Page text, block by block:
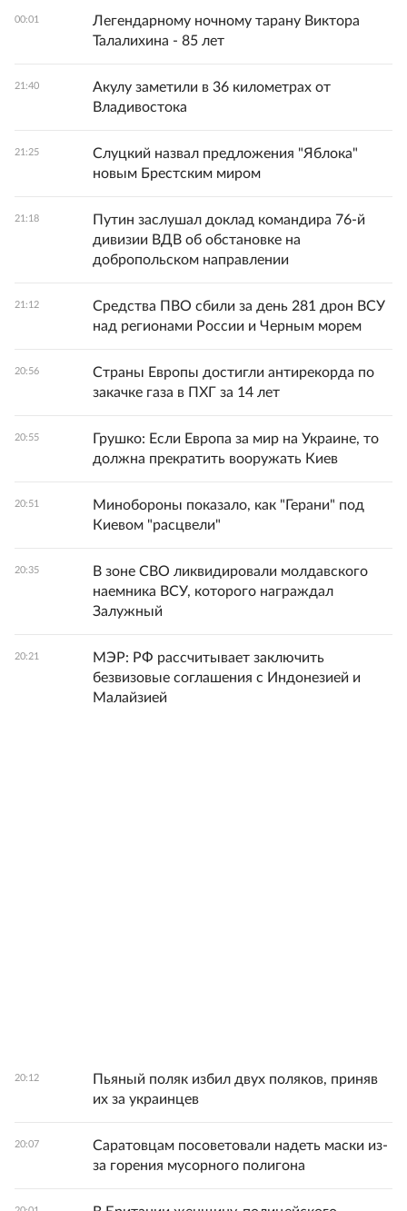
00:01
Легендарному ночному тарану Виктора
Талалихина - 85 лет
21:40
Акулу заметили в 36 километрах от
Владивостока
21:25
Слуцкий назвал предложения "Яблока"
новым Брестским миром
21:18
Путин заслушал доклад командира 76-й
дивизии ВДВ об обстановке на
добропольском направлении
21:12
Средства ПВО сбили за день 281 дрон ВСУ
над регионами России и Черным морем
20:56
Страны Европы достигли антирекорда по
закачке газа в ПХГ за 14 лет
20:55
Грушко: Если Европа за мир на Украине, то
должна прекратить вооружать Киев
20:51
Минобороны показало, как "Герани" под
Киевом "расцвели"
20:35
В зоне СВО ликвидировали молдавского
наемника ВСУ, которого награждал
Залужный
20:21
МЭР: РФ рассчитывает заключить
безвизовые соглашения с Индонезией и
Малайзией
20:12
Пьяный поляк избил двух поляков, приняв
их за украинцев
20:07
Саратовцам посоветовали надеть маски из-
за горения мусорного полигона